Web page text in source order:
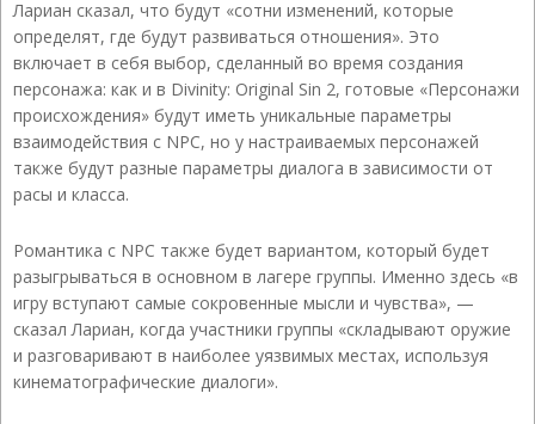
Лариан сказал, что будут «сотни изменений, которые
определят, где будут развиваться отношения». Это
включает в себя выбор, сделанный во время создания
персонажа: как и в Divinity: Original Sin 2, готовые «Персонажи
происхождения» будут иметь уникальные параметры
взаимодействия с NPC, но у настраиваемых персонажей
также будут разные параметры диалога в зависимости от
расы и класса.
Романтика с NPC также будет вариантом, который будет
разыгрываться в основном в лагере группы. Именно здесь «в
игру вступают самые сокровенные мысли и чувства», —
сказал Лариан, когда участники группы «складывают оружие
и разговаривают в наиболее уязвимых местах, используя
кинематографические диалоги».